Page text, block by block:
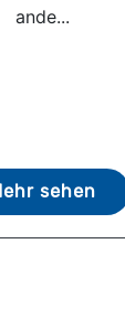
ande...
sehen